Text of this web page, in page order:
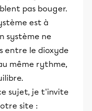
pas bouger.
est à
système ne
entre le dioxyde
même rythme,
sujet, je t'invite
site :